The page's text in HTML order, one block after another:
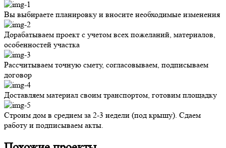
Вы выбираете планировку и вносите необходимые изменения
Дорабатываем проект с учетом всех пожеланий, материалов,
особенностей участка
Рассчитываем точную смету, согласовываем, подписываем
договор
Доставляем материал своим транспортом, готовим площадку
Строим дом в среднем за 2-3 недели (под крышу). Сдаем
работу и подписываем акты.